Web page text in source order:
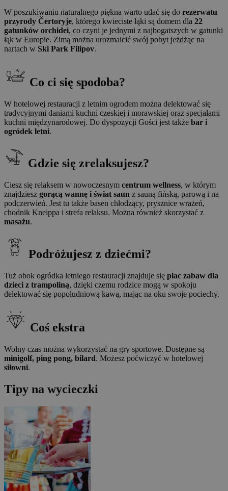
W poszukiwaniu naturalnego piękna warto udać się do rezerwatu
przyrody Čertoryje, którego kwieciste łąki są domem dla 22
gatunków orchidei, co czyni je jednymi z najbogatszych w gatunki
łąk w Europie. Zimą można urozmaicić swój pobyt jeżdżąc na
nartach w Ski Park Filipov.
Co ci się spodoba?
W hotelowej restauracji z letnim ogrodem można delektować się
tradycyjnymi daniami kuchni czeskiej i morawskiej oraz specjałami
kuchni międzynarodowej. Do dyspozycji Gości jest także bar i
ogródek letni.
Gdzie się zrelaksujesz?
Ciesz się relaksem w nowoczesnym centrum wellness, w którym
znajdziesz gorącą wannę i świat saun z sauną fińską, parową i na
podczerwień. Jest tu także basen chłodzący, prysznice wrażeń,
chodnik Kneippa i strefa relaksu. Można również skorzystać z
masażu.
Podróżujesz z dziećmi?
Tuż obok ogródka letniego restauracji znajduje się plac zabaw dla
dzieci z trampoliną, dzięki czemu rodzice mogą w spokoju
delektować się popołudniową kawą, mając na oku swoje pociechy.
Coś ekstra
Wolny czas można wykorzystać na gry sportowe. Dostępne są
minigolf, ping pong, bilard. Możesz poćwiczyć w hotelowej
siłowni.
Tipy na wycieczki